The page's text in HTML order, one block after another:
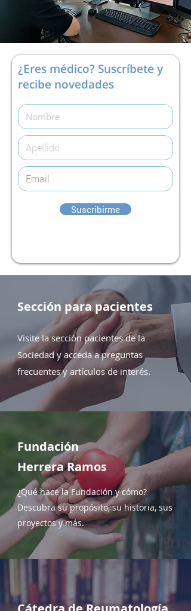
¿Eres médico? Suscríbete y
recibe novedades
Suscribirme
Sección para pacientes
Visite la sección pacientes de la
Sociedad y acceda a preguntas
frecuentes y artículos de interés.
Fundación
Herrera Ramos
¿Qué hace la Fundación y cómo?
Descubra su propósito, su historia, sus
proyectos y más.